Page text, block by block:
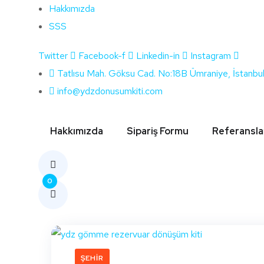
Hakkımızda
SSS
Twitter Facebook-f Linkedin-in
Instagram
Tatlısu Mah. Göksu Cad. No:18B Ümraniye, İstanbul
info@ydzdonusumkiti.com
Hakkımızda Sipariş Formu
0
Etiket:Niğde
ŞEHIR